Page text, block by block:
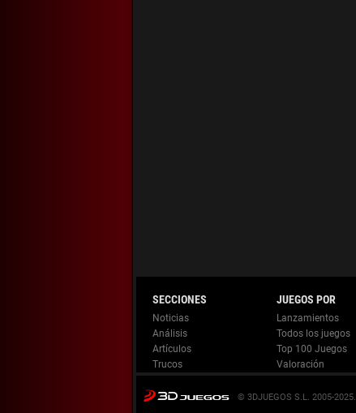
Noticias
Análisis
Artículos
Trucos
Lanzamientos
Todos los juegos
Top 100 Juegos
Valoración
© 3DJUEGOS S.L. 2005-2025.